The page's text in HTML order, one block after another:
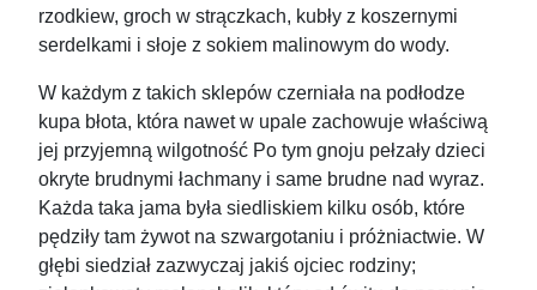
rzodkiew, groch w strączkach, kubły z koszernymi
serdelkami i słoje z sokiem malinowym do wody.
W każdym z takich sklepów czerniała na podłodze
kupa błota, która nawet w upale zachowuje właściwą
jej przyjemną wilgotność Po tym gnoju pełzały dzieci
okryte brudnymi łachmany i same brudne nad wyraz.
Każda taka jama była siedliskiem kilku osób, które
pędziły tam żywot na szwargotaniu i próżniactwie. W
głębi siedział zazwyczaj jakiś ojciec rodziny;